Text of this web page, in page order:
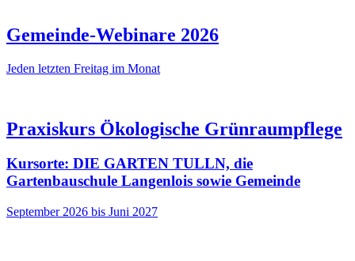
Gemeinde-Webinare 2026
Jeden letzten Freitag im Monat
Praxiskurs Ökologische Grünraumpflege
Kursorte: DIE GARTEN TULLN, die
Gartenbauschule Langenlois sowie Gemeinde
September 2026 bis Juni 2027